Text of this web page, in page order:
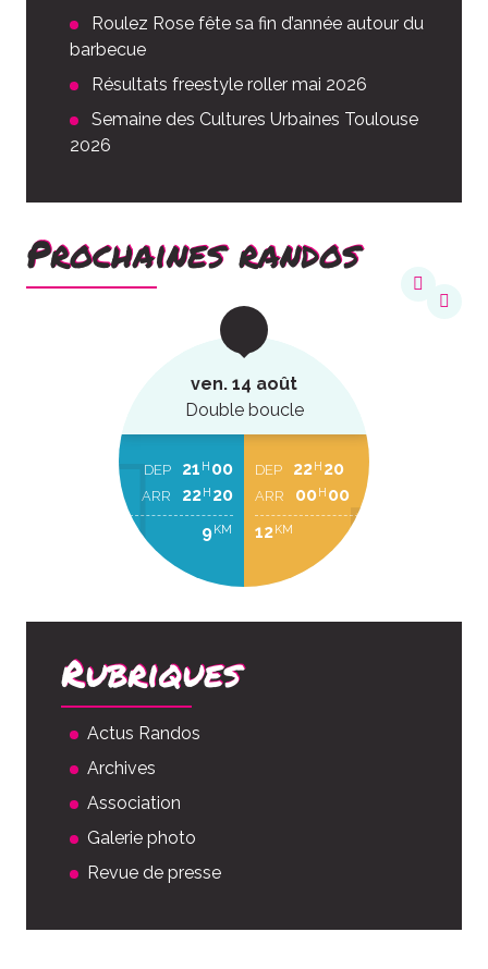
Roulez Rose fête sa fin d’année autour du
barbecue
Résultats freestyle roller mai 2026
Semaine des Cultures Urbaines Toulouse
2026
Prochaines randos
ven. 14 août
Double boucle
DEP 21 H 00
ARR 22H 20
9KM
DEP 22H 20
ARR 00H 00
12KM
Rubriques
Actus Randos
Archives
Association
Galerie photo
Revue de presse